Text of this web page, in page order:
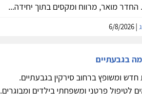
החדר מואר, מרווח ומקסים בתוך יחידה...
| 6/8/2026
בגבעתיים
ומשופץ ברחוב סירקין בגבעתיים.
לטיפול פרטני ומשפחתי בילדים ומבוגרים.